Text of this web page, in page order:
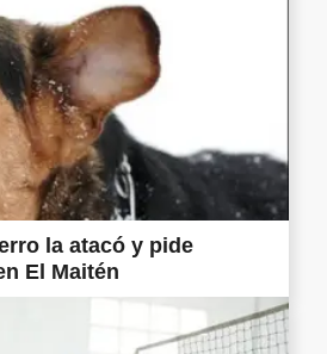
la atacó y pide
El Maitén